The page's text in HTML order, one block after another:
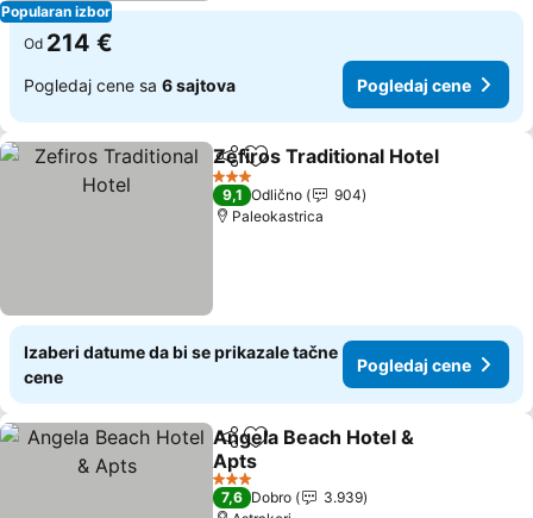
Popularan izbor
Od 214 €
Pogledaj cene sa 6 sajtova Pogledaj cene
Deli Dodati u favorite
Zefiros Traditional Hotel
3 Zvezdice
9,1 Odlično
904
Paleokastrica
Izaberi datume da bi se prikazale tačne
cene
Pogledaj cene
Deli Dodati u favorite
Angela Beach Hotel &
Apts
3 Zvezdice
7,6 Dobro
3.939